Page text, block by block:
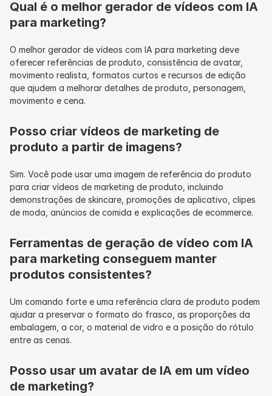
Qual é o melhor gerador de vídeos com IA
para marketing?
O melhor gerador de vídeos com IA para marketing deve
oferecer referências de produto, consistência de avatar,
movimento realista, formatos curtos e recursos de edição
que ajudem a melhorar detalhes de produto, personagem,
movimento e cena.
Posso criar vídeos de marketing de
produto a partir de imagens?
Sim. Você pode usar uma imagem de referência do produto
para criar vídeos de marketing de produto, incluindo
demonstrações de skincare, promoções de aplicativo, clipes
de moda, anúncios de comida e explicações de ecommerce.
Ferramentas de geração de vídeo com IA
para marketing conseguem manter
produtos consistentes?
Um comando forte e uma referência clara de produto podem
ajudar a preservar o formato do frasco, as proporções da
embalagem, a cor, o material de vidro e a posição do rótulo
entre as cenas.
Posso usar um avatar de IA em um vídeo
de marketing?